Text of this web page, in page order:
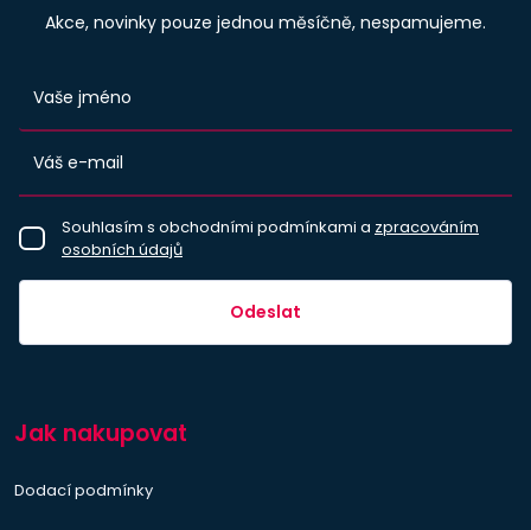
Akce, novinky pouze jednou měsíčně, nespamujeme.
Souhlasím s obchodními podmínkami a zpracováním
osobních údajů
Odeslat
Jak nakupovat
Dodací podmínky